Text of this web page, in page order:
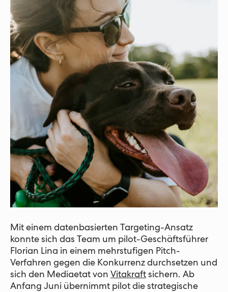
Mit einem datenbasierten Targeting-Ansatz
konnte sich das Team um pilot-Geschäftsführer
Florian Lina in einem mehrstufigen Pitch-
Verfahren gegen die Konkurrenz durchsetzen und
sich den Mediaetat von Vitakraft sichern. Ab
Anfang Juni übernimmt pilot die strategische